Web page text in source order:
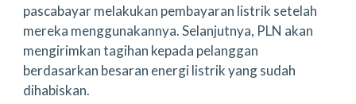
pascabayar melakukan pembayaran listrik setelah
mereka menggunakannya. Selanjutnya, PLN akan
mengirimkan tagihan kepada pelanggan
berdasarkan besaran energi listrik yang sudah
dihabiskan.